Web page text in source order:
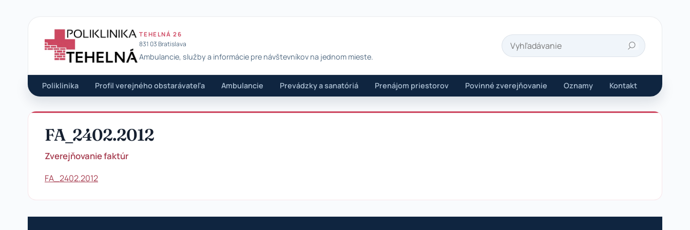
TEHELNÁ 26
831 03 Bratislava
Ambulancie, služby a informácie pre návštevníkov na jednom mieste. Hľadať
Poliklinika Profil verejného obstarávateľa Ambulancie Prevádzky a sanatóriá Prenájom priestorov Povinné zverejňovanie Oznamy Kontakt
FA_2402.2012
Zverejňovanie faktúr
FA_2402.2012